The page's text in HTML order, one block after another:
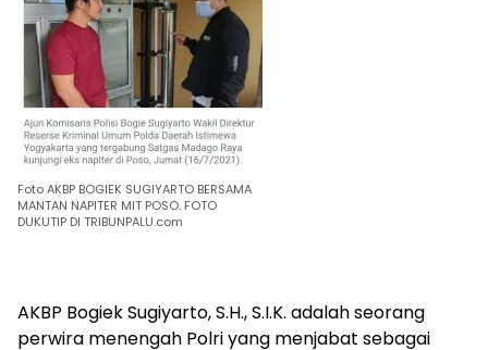
Foto AKBP BOGIEK SUGIYARTO BERSAMA
MANTAN NAPITER MIT POSO. FOTO
DUKUTIP DI TRIBUNPALU.com
AKBP Bogiek Sugiyarto, S.H., S.I.K. adalah seorang
perwira menengah Polri yang menjabat sebagai